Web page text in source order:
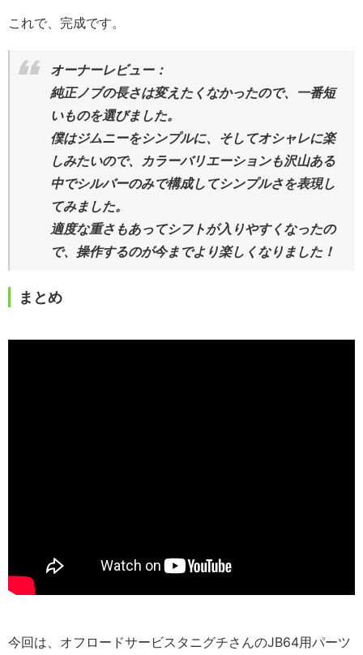
これで、完成です。
オーナーレビュー：
純正ノブの長さは変えたくなかったので、一番短
いものを選びました。
僕はジムニーをシンプルに、そしてオシャレに楽
しみたいので、カラーバリエーションも沢山ある
中でシルバーのみで構成してシンプルさを表現し
てみました。
適度な重さもあってシフトが入りやすくなったの
で、操作するのが今までより楽しくなりました！
まとめ
今回は、オフロードサービスタニグチさんのJB64用パーツ